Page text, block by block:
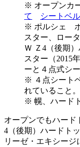
※ オープンカ
て
シートベ
※ ポルシェ ボ
スター、ロー
Ｗ Ｚ4（後期
スター（2015
ーと４点式シ
※ ４点シート
れていること。
※ 幌、ハード
オープンでもハード
4（後期）ハードト
リーゼ・エキシー